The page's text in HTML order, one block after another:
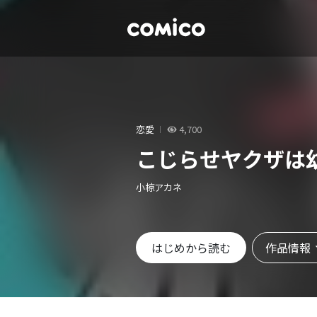
恋愛 4,700
こじらせヤクザは
小椋アカネ
はじめから読む 作品情報